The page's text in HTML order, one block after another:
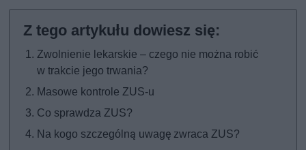
Zwolnienie lekarskie – czego nie można robić
w trakcie jego trwania?
Masowe kontrole ZUS-u
Co sprawdza ZUS?
Na kogo szczególną uwagę zwraca ZUS?